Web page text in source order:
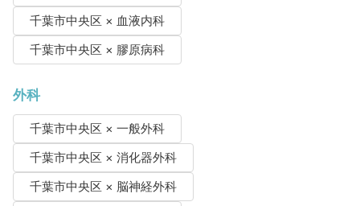
千葉市中央区 × 血液内科
千葉市中央区 × 膠原病科
外科
千葉市中央区 × 一般外科
千葉市中央区 × 消化器外科
千葉市中央区 × 脳神経外科